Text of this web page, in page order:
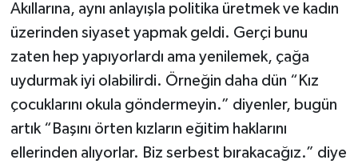
Akıllarına, aynı anlayışla politika üretmek ve kadın
üzerinden siyaset yapmak geldi. Gerçi bunu
zaten hep yapıyorlardı ama yenilemek, çağa
uydurmak iyi olabilirdi. Örneğin daha dün “Kız
çocuklarını okula göndermeyin.” diyenler, bugün
artık “Başını örten kızların eğitim haklarını
ellerinden alıyorlar. Biz serbest bırakacağız.” diye